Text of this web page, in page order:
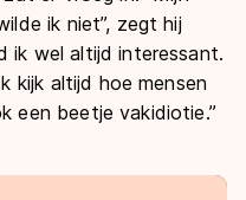
ik niet”, zegt hij
ik wel altijd interessant.
kijk altijd hoe mensen
een beetje vakidiotie.”